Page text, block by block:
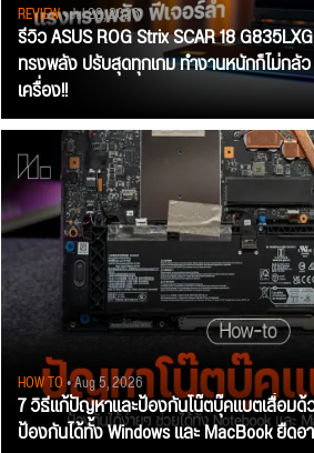
REVIEW• Jul 28, 2026
รีวิว ASUS ROG Strix SCAR 18
ทรงพลัง ปรับสุดทุกเกม ทำงานหนักก็ไม่กลั
เครื่อง!!
HOW TO• Aug 5, 2026
7 วิธีแก้ปัญหาและป้องกันโน๊ตบุ๊คแบตเสื่อมด้
ป้องกันได้ทั้ง Windows และ MacBook ยืด